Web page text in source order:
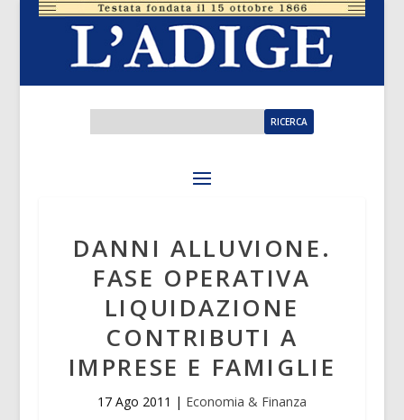
DANNI ALLUVIONE.
FASE OPERATIVA
LIQUIDAZIONE
CONTRIBUTI A
IMPRESE E FAMIGLIE
17 Ago 2011 | Economia & Finanza